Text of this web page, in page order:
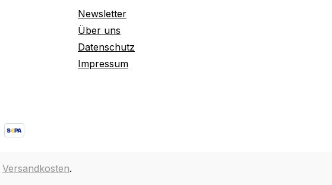
Newsletter
Über uns
Datenschutz
Impressum
Versandkosten.